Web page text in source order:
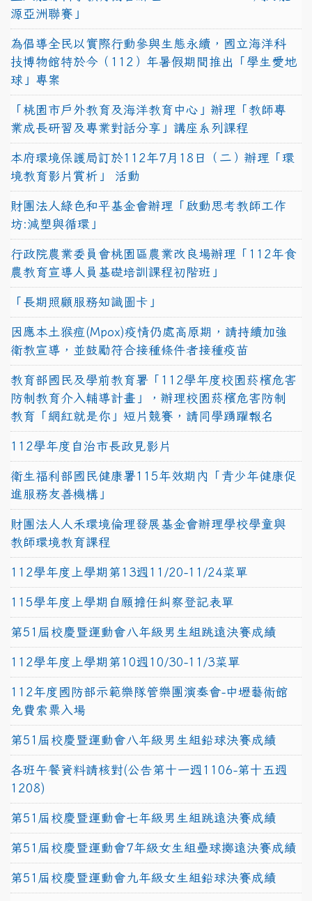
源亞洲聯賽」
為倡導全民以實際行動參與生態永續，國立海洋科
技博物館特於今（112）年暑假期間推出「學生愛地
球」專案
「桃園市戶外教育及海洋教育中心」辦理「教師專
業成長研習及專業對話分享」講座系列課程
本府環境保護局訂於112年7月18日（二）辦理「環
境教育影片賞析」 活動
財團法人綠色和平基金會辦理「啟動思考教師工作
坊:減塑與循環」
行政院農業委員會桃園區農業改良場辦理「112年食
農教育宣導人員基礎培訓課程初階班」
「長期照顧服務知識圖卡」
因應本土猴痘(Mpox)疫情仍處高原期，請持續加強
衛教宣導，並鼓勵符合接種條件者接種疫苗
教育部國民及學前教育署「112學年度校園菸檳危害
防制教育介入輔導計畫」，辦理校園菸檳危害防制
教育「網紅就是你」短片競賽，請同學踴躍報名
112學年度自治市長政見影片
衛生福利部國民健康署115年效期內「青少年健康促
進服務友善機構」
財團法人人禾環境倫理發展基金會辦理學校學童與
教師環境教育課程
112學年度上學期第13週11/20-11/24菜單
115學年度上學期自願擔任糾察登記表單
第51屆校慶暨運動會八年級男生組跳遠決賽成績
112學年度上學期第10週10/30-11/3菜單
112年度國防部示範樂隊管樂團演奏會-中壢藝術館
免費索票入場
第51屆校慶暨運動會八年級男生組鉛球決賽成績
各班午餐資料請核對(公告第十一週1106-第十五週
1208)
第51屆校慶暨運動會七年級男生組跳遠決賽成績
第51屆校慶暨運動會7年級女生組壘球擲遠決賽成績
第51屆校慶暨運動會九年級女生組鉛球決賽成績